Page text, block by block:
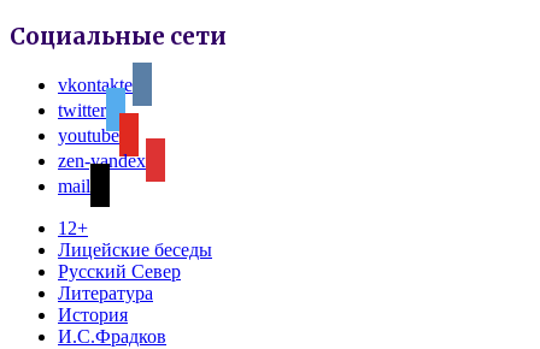
Социальные сети
vkontakte
twitter
youtube
zen-yandex
mail
12+
Лицейские беседы
Русский Север
Литература
История
И.С.Фрадков